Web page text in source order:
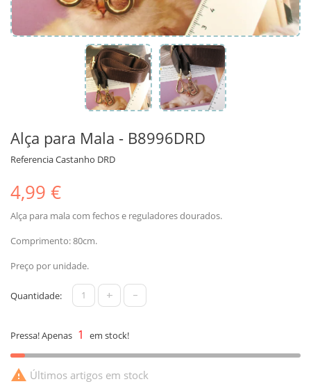
Alça para Mala - B8996DRD
ReferenciaCastanho DRD
4,99 €
Alça para mala com fechos e reguladores dourados.
Comprimento: 80cm.
Preço por unidade.
Quantidade: + -
Pressa! Apenas 1 em stock!
 Últimos artigos em stock